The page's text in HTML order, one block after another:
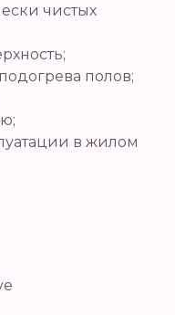
чистых
полов;
в жилом